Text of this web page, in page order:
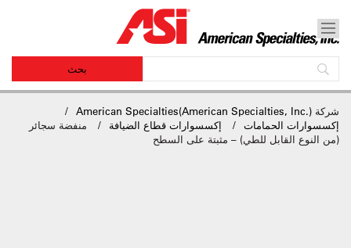
شركة American Specialties(American Specialties, Inc.)
إكسسوارات الحمامات
إكسسوارات قطاع الضيافة
منفضة سجائر
(من النوع القابل للطي) – مثبتة على السطح